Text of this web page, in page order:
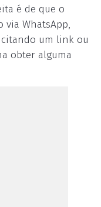
é de que o
WhatsApp,
um link ou
obter alguma